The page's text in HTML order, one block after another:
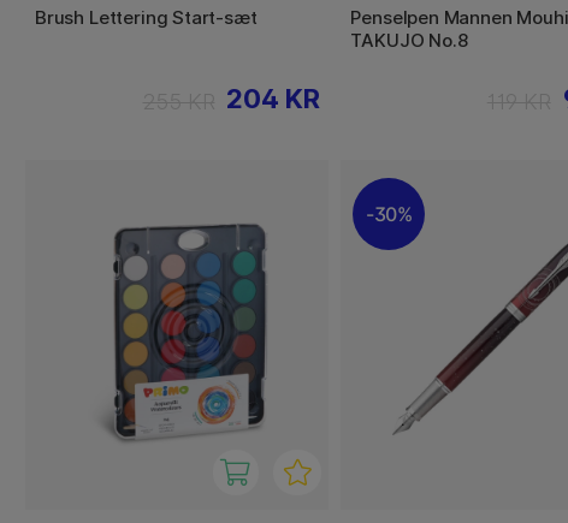
Brush Lettering Start-sæt
204 KR
Penselpen Mannen
TAKUJO No.8
30%